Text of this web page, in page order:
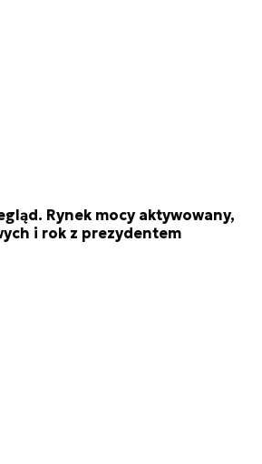
Rynek mocy aktywowany,
i rok z prezydentem